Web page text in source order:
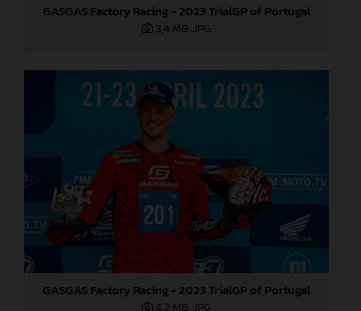
GASGAS Factory Racing - 2023 TrialGP of Portugal
3,4 MB .JPG
GASGAS Factory Racing - 2023 TrialGP of Portugal
4,2 MB .JPG